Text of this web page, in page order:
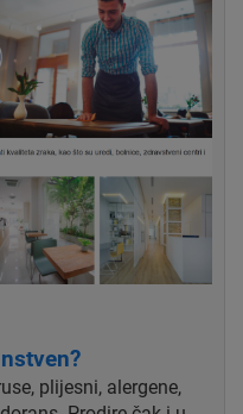
plijesni, alergene,